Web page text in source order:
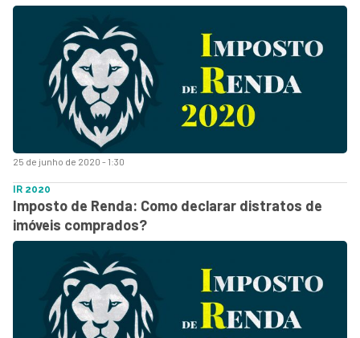
25 de junho de 2020 - 1:30
IR 2020
Imposto de Renda: Como declarar distratos de
imóveis comprados?